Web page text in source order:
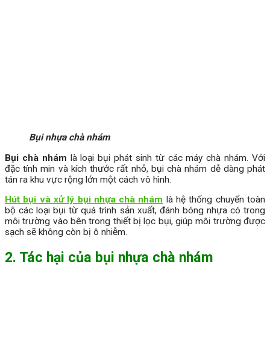
Bụi nhựa chà nhám
Bụi chà nhám là loại bụi phát sinh từ các máy chà nhám. Với
đặc tính min và kích thước rất nhỏ, bụi chà nhám dễ dàng phát
tán ra khu vực rộng lớn một cách vô hình.
Hút bụi và xử lý bụi nhựa chà nhám là hệ thống chuyển toàn
bộ các loại bụi từ quá trình sản xuất, đánh bóng nhựa có trong
môi trường vào bên trong thiết bị lọc bụi, giúp môi trường được
sạch sẽ không còn bị ô nhiễm.
2. Tác hại của bụi nhựa chà nhám